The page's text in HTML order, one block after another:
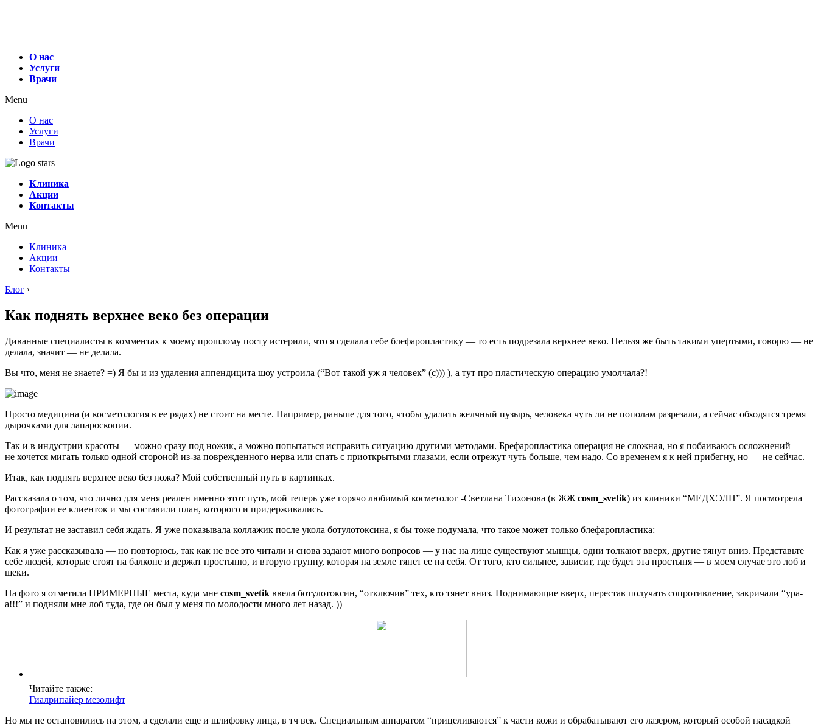
О нас
Услуги
Врачи
Menu
О нас
Услуги
Врачи
Клиника
Акции
Контакты
Menu
Клиника
Акции
Контакты
Блог ›
Как поднять верхнее веко без операции
Диванные специалисты в комментах к моему прошлому посту истерили, что я сделала себе блефаропластику — то есть подрезала верхнее веко. Нельзя же быть такими упертыми, говорю — не
делала, значит — не делала.
Вы что, меня не знаете? =) Я бы и из удаления аппендицита шоу устроила (“Вот такой уж я человек” (с))) ), а тут про пластическую операцию умолчала?!
Просто медицина (и косметология в ее рядах) не стоит на месте. Например, раньше для того, чтобы удалить желчный пузырь, человека чуть ли не пополам разрезали, а сейчас обходятся тремя
дырочками для лапароскопии.
Так и в индустрии красоты — можно сразу под ножик, а можно попытаться исправить ситуацию другими методами. Брефаропластика операция не сложная, но я побаиваюсь осложнений —
не хочется мигать только одной стороной из-за поврежденного нерва или спать с приоткрытыми глазами, если отрежут чуть больше, чем надо. Со временем я к ней прибегну, но — не сейчас.
Итак, как поднять верхнее веко без ножа? Мой собственный путь в картинках.
Рассказала о том, что лично для меня реален именно этот путь, мой теперь уже горячо любимый косметолог -Светлана Тихонова (в ЖЖ cosm_svetik) из клиники “МЕДХЭЛП”. Я посмотрела
фотографии ее клиенток и мы составили план, которого и придерживались.
И результат не заставил себя ждать. Я уже показывала коллажик после укола ботулотоксина, я бы тоже подумала, что такое может только блефаропластика:
Как я уже рассказывала — но повторюсь, так как не все это читали и снова задают много вопросов — у нас на лице существуют мышцы, одни толкают вверх, другие тянут вниз. Представьте
себе людей, которые стоят на балконе и держат простыню, и вторую группу, которая на земле тянет ее на себя. От того, кто сильнее, зависит, где будет эта простыня — в моем случае это лоб и
щеки.
На фото я отметила ПРИМЕРНЫЕ места, куда мне cosm_svetik ввела ботулотоксин, “отключив” тех, кто тянет вниз. Поднимающие вверх, перестав получать сопротивление, закричали “ура-
а!!!” и подняли мне лоб туда, где он был у меня по молодости много лет назад. ))
Читайте также:
Гиалрипайер мезолифт
Но мы не остановились на этом, а сделали еще и шлифовку лица, в тч век. Специальным аппаратом “прицеливаются” к части кожи и обрабатывают его лазером, который особой насадкой